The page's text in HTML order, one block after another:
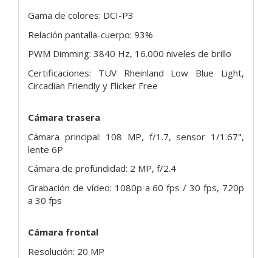
Gama de colores: DCI-P3
Relación pantalla-cuerpo: 93%
PWM Dimming: 3840 Hz, 16.000 niveles de brillo
Certificaciones: TÜV Rheinland Low Blue Light,
Circadian Friendly y Flicker Free
Cámara trasera
Cámara principal: 108 MP, f/1.7, sensor 1/1.67",
lente 6P
Cámara de profundidad: 2 MP, f/2.4
Grabación de vídeo: 1080p a 60 fps / 30 fps, 720p
a 30 fps
Cámara frontal
Resolución: 20 MP